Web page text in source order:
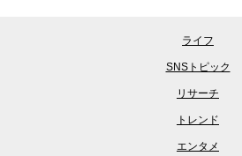
ライフ
SNSトピック
リサーチ
トレンド
エンタメ